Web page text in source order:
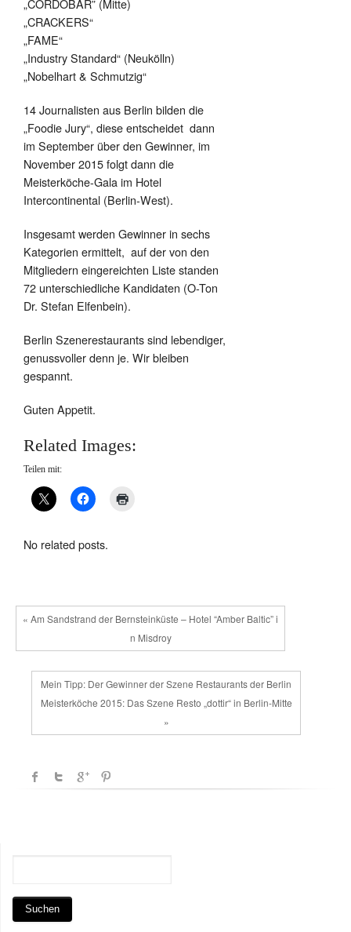
„CORDOBAR” (Mitte)
„CRACKERS“
„FAME“
„Industry Standard“ (Neukölln)
„Nobelhart & Schmutzig“
14 Journalisten aus Berlin bilden die
„Foodie Jury“, diese entscheidet dann
im September über den Gewinner, im
November 2015 folgt dann die
Meisterköche-Gala im Hotel
Intercontinental (Berlin-West).
Insgesamt werden Gewinner in sechs
Kategorien ermittelt, auf der von den
Mitgliedern eingereichten Liste standen
72 unterschiedliche Kandidaten (O-Ton
Dr. Stefan Elfenbein).
Berlin Szenerestaurants sind lebendiger,
genussvoller denn je. Wir bleiben
gespannt.
Guten Appetit.
Related Images:
Teilen mit:
No related posts.
« Am Sandstrand der Bernsteinküste – Hotel “Amber Baltic” i
n Misdroy
Mein Tipp: Der Gewinner der Szene Restaurants der Berlin
Meisterköche 2015: Das Szene Resto „dottir“ in Berlin-Mitte
»